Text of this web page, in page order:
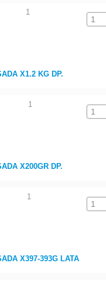
1
X1.2 KG DP.
1
X200GR DP.
1
X397-393G LATA